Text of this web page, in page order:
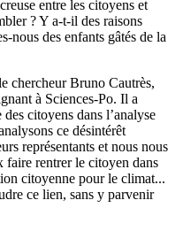
entre les citoyens et
? Y a-t-il des raisons
nous des enfants gâtés de la
chercheur Bruno Cautrès,
à Sciences-Po. Il a
citoyens dans l’analyse
ce désintérêt
représentants et nous nous
faire rentrer le citoyen dans
citoyenne pour le climat...
ce lien, sans y parvenir